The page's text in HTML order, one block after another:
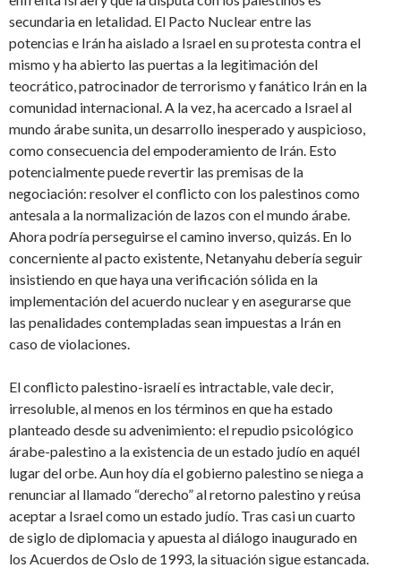
secundaria en letalidad. El Pacto Nuclear entre las
potencias e Irán ha aislado a Israel en su protesta contra el
mismo y ha abierto las puertas a la legitimación del
teocrático, patrocinador de terrorismo y fanático Irán en la
comunidad internacional. A la vez, ha acercado a Israel al
mundo árabe sunita, un desarrollo inesperado y auspicioso,
como consecuencia del empoderamiento de Irán. Esto
potencialmente puede revertir las premisas de la
negociación: resolver el conflicto con los palestinos como
antesala a la normalización de lazos con el mundo árabe.
Ahora podría perseguirse el camino inverso, quizás. En lo
concerniente al pacto existente, Netanyahu debería seguir
insistiendo en que haya una verificación sólida en la
implementación del acuerdo nuclear y en asegurarse que
las penalidades contempladas sean impuestas a Irán en
caso de violaciones.
El conflicto palestino-israelí es intractable, vale decir,
irresoluble, al menos en los términos en que ha estado
planteado desde su advenimiento: el repudio psicológico
árabe-palestino a la existencia de un estado judío en aquél
lugar del orbe. Aun hoy día el gobierno palestino se niega a
renunciar al llamado “derecho” al retorno palestino y reúsa
aceptar a Israel como un estado judío. Tras casi un cuarto
de siglo de diplomacia y apuesta al diálogo inaugurado en
los Acuerdos de Oslo de 1993, la situación sigue estancada.